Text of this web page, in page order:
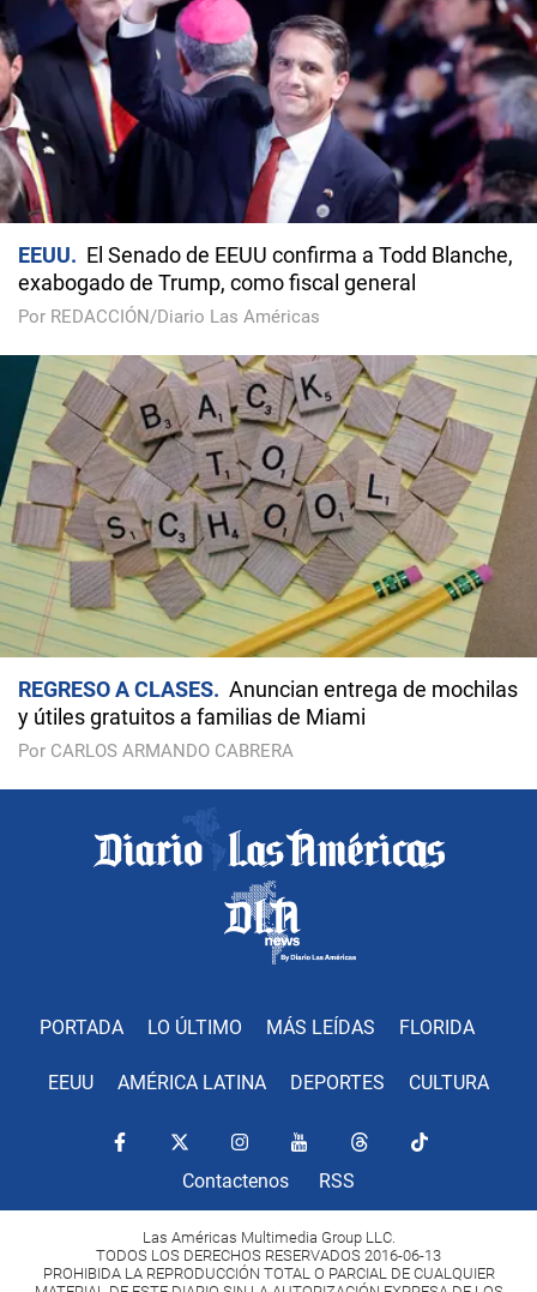
EEUU
El Senado de EEUU confirma a Todd Blanche,
exabogado de Trump, como fiscal general
Por REDACCIÓN/Diario Las Américas
REGRESO A CLASES
Anuncian entrega de mochilas
y útiles gratuitos a familias de Miami
Por CARLOS ARMANDO CABRERA
PORTADA LO ÚLTIMO MÁS LEÍDAS FLORIDA
EEUU AMÉRICA LATINA DEPORTES CULTURA
Contactenos RSS
Las Américas Multimedia Group LLC.
TODOS LOS DERECHOS RESERVADOS 2016-06-13
PROHIBIDA LA REPRODUCCIÓN TOTAL O PARCIAL DE CUALQUIER